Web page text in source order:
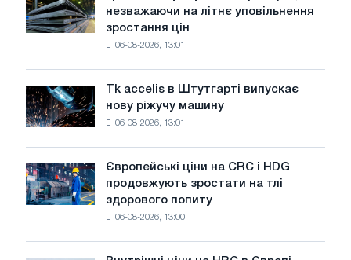
радянської
авіації
Великої
Вітчизняної
війни
на
котушку
незважаючи
на
уповільнення
зростання
цін
незважаючи на літнє уповільнення
зростання цін
06-08-2026, 13:01
Tk
accelis
в
нову
ріжучу
Tk accelis в Штутгарті випускає
нову ріжучу машину
06-08-2026, 13:01
Європейські
ціни
на
Європейські ціни на CRC і HDG
продовжують зростати на тлі
здорового попиту
06-08-2026, 13:00